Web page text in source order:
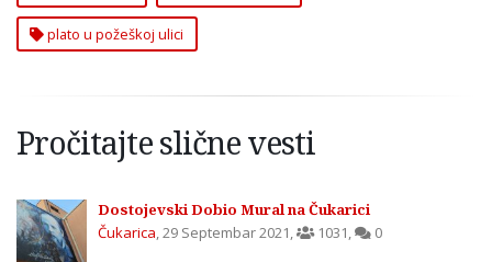
plato u požeškoj ulici
Pročitajte slične vesti
Dostojevski Dobio Mural na Čukarici
Čukarica,29 Septembar 2021, 1031, 0